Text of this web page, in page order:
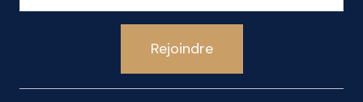
Rejoindre